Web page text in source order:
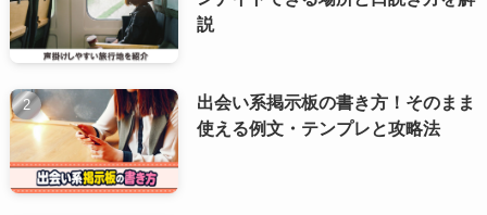
説
出会い系掲示板の書き方！そのまま
使える例文・テンプレと攻略法